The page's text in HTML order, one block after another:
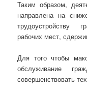
Таким образом,
направлена на
трудоустройству
рабочих мест,
Для того чтобы
обслуживание
совершенствовать